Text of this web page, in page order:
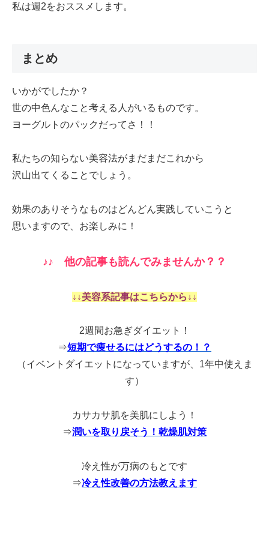
私は週2をおススメします。
まとめ
いかがでしたか？
世の中色んなこと考える人がいるものです。
ヨーグルトのパックだってさ！！
私たちの知らない美容法がまだまだこれから
沢山出てくることでしょう。
効果のありそうなものはどんどん実践していこうと
思いますので、お楽しみに！
♪♪ 他の記事も読んでみませんか？？
↓↓美容系記事はこちらから↓↓
2週間お急ぎダイエット！
⇒短期で痩せるにはどうするの！？
（イベントダイエットになっていますが、1年中使えま
す）
カサカサ肌を美肌にしよう！
⇒潤いを取り戻そう！乾燥肌対策
冷え性が万病のもとです
⇒冷え性改善の方法教えます